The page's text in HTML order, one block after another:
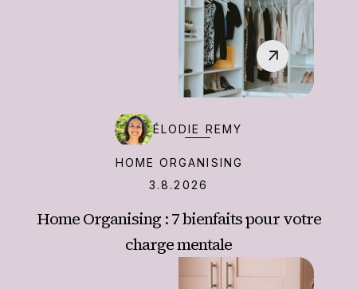
HOME ORGANISING
3.8.2026
‍ÉLODIE REMY
Home Organising : 7 bienfaits pour votre
charge mentale